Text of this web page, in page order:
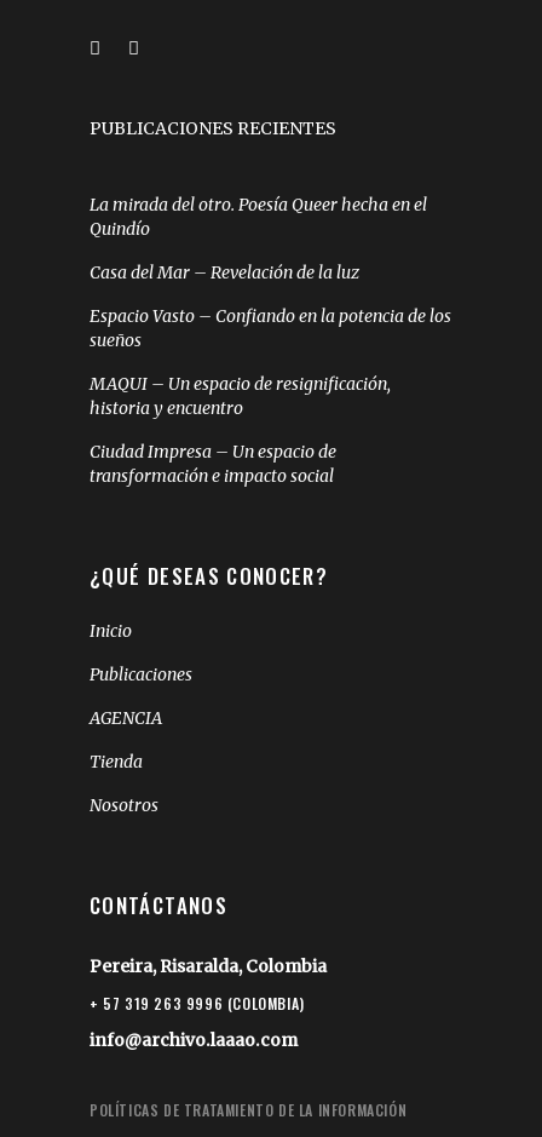
PUBLICACIONES RECIENTES
La mirada del otro. Poesía Queer hecha en el
Quindío
Casa del Mar – Revelación de la luz
Espacio Vasto – Confiando en la potencia de los
sueños
MAQUI – Un espacio de resignificación,
historia y encuentro
Ciudad Impresa – Un espacio de
transformación e impacto social
¿QUÉ DESEAS CONOCER?
Inicio
Publicaciones
AGENCIA
Tienda
Nosotros
CONTÁCTANOS
Pereira, Risaralda, Colombia
+ 57 319 263 9996 (COLOMBIA)
info@archivo.laaao.com
POLÍTICAS DE TRATAMIENTO DE LA INFORMACIÓN